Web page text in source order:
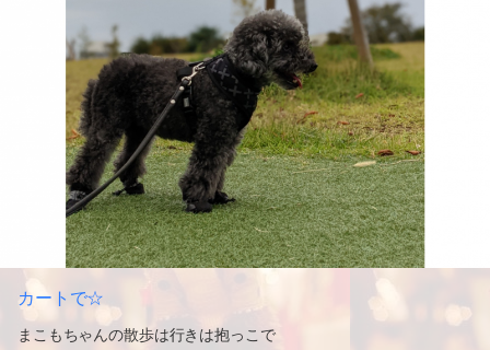
カートで☆
まこもちゃんの散歩は行きは抱っこで